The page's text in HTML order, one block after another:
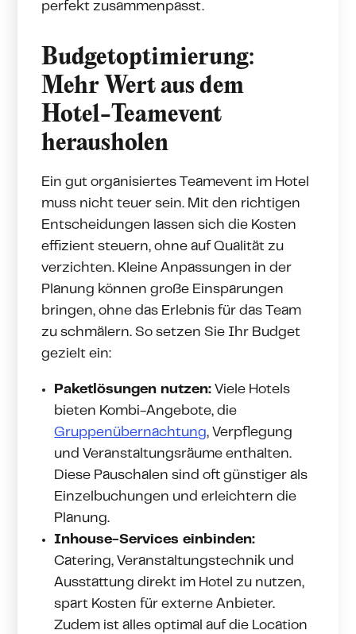
perfekt zusammenpasst.
Budgetoptimierung:
Mehr Wert aus dem
Hotel-Teamevent
herausholen
Ein gut organisiertes Teamevent im Hotel
muss nicht teuer sein. Mit den richtigen
Entscheidungen lassen sich die Kosten
effizient steuern, ohne auf Qualität zu
verzichten. Kleine Anpassungen in der
Planung können große Einsparungen
bringen, ohne das Erlebnis für das Team
zu schmälern. So setzen Sie Ihr Budget
gezielt ein:
Paketlösungen nutzen: Viele Hotels
bieten Kombi-Angebote, die
Gruppenübernachtung, Verpflegung
und Veranstaltungsräume enthalten.
Diese Pauschalen sind oft günstiger als
Einzelbuchungen und erleichtern die
Planung.
Inhouse-Services einbinden:
Catering, Veranstaltungstechnik und
Ausstattung direkt im Hotel zu nutzen,
spart Kosten für externe Anbieter.
Zudem ist alles optimal auf die Location